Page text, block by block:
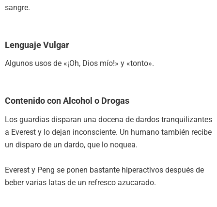
sangre.
Lenguaje Vulgar
Algunos usos de «¡Oh, Dios mío!» y «tonto».
Contenido con Alcohol o Drogas
Los guardias disparan una docena de dardos tranquilizantes
a Everest y lo dejan inconsciente. Un humano también recibe
un disparo de un dardo, que lo noquea.
Everest y Peng se ponen bastante hiperactivos después de
beber varias latas de un refresco azucarado.